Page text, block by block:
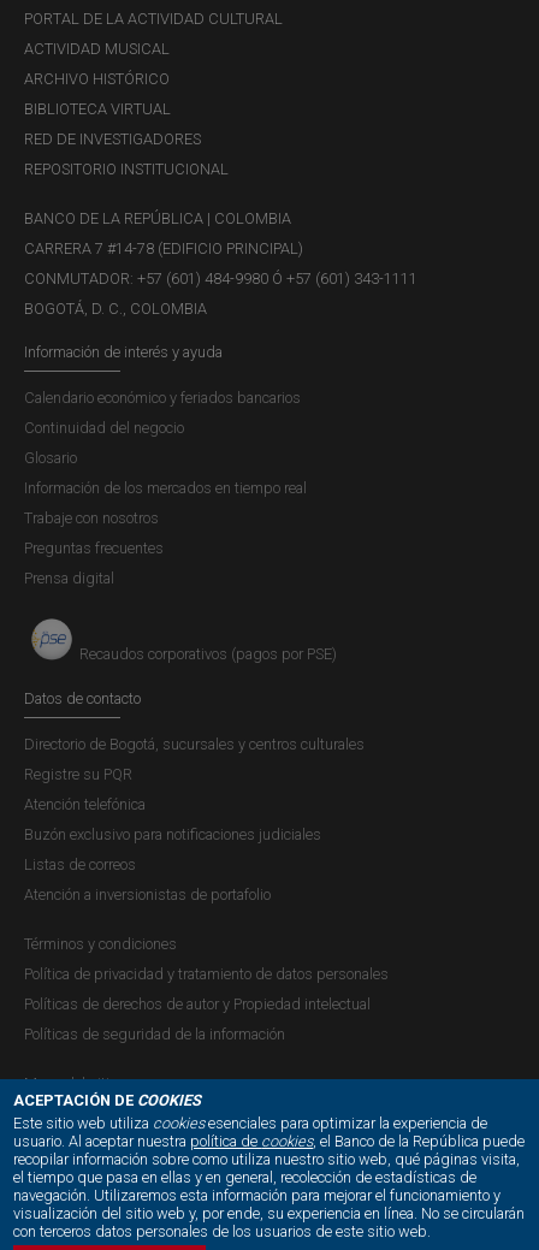
ACEPTACIÓN DE COOKIES
Este sitio web utiliza cookiesesenciales para optimizar la experiencia de
usuario. Al aceptar nuestra política de cookies, el Banco de la República puede
recopilar información sobre como utiliza nuestro sitio web, qué páginas visita,
el tiempo que pasa en ellas y en general, recolección de estadísticas de
navegación. Utilizaremos esta información para mejorar el funcionamiento y
visualización del sitio web y, por ende, su experiencia en línea. No se circularán
con terceros datos personales de los usuarios de este sitio web.
PORTAL DE LA ACTIVIDAD CULTURAL
ACTIVIDAD MUSICAL
ARCHIVO HISTÓRICO
BIBLIOTECA VIRTUAL
RED DE INVESTIGADORES
REPOSITORIO INSTITUCIONAL
BANCO DE LA REPÚBLICA | COLOMBIA
CARRERA 7 #14-78 (EDIFICIO PRINCIPAL)
CONMUTADOR: +57 (601) 484-9980 Ó +57 (601) 343-1111
BOGOTÁ, D. C., COLOMBIA
Información de interés y ayuda
Calendario económico y feriados bancarios
Continuidad del negocio
Glosario
Información de los mercados en tiempo real
Trabaje con nosotros
Preguntas frecuentes
Prensa digital
Recaudos corporativos (pagos por PSE)
Datos de contacto
Directorio de Bogotá, sucursales y centros culturales
Registre su PQR
Atención telefónica
Buzón exclusivo para notificaciones judiciales
Listas de correos
Atención a inversionistas de portafolio
Términos y condiciones
Política de privacidad y tratamiento de datos personales
Políticas de derechos de autor y Propiedad intelectual
Políticas de seguridad de la información
Mapa del sitio
NUESTRAS REDES SOCIALES: